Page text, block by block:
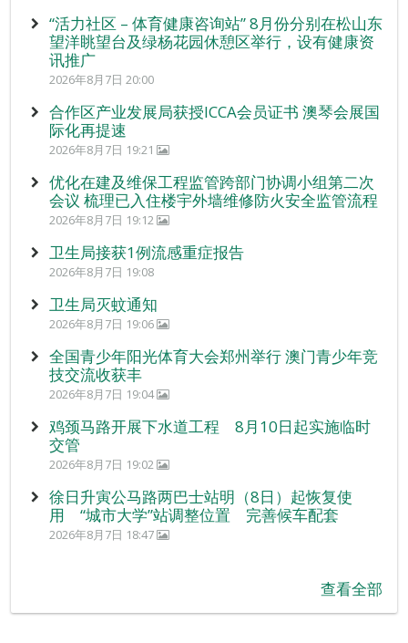
“活力社区 – 体育健康咨询站” 8月份分别在松山东
望洋眺望台及绿杨花园休憩区举行，设有健康资
讯推广
2026年8月7日 20:00
合作区产业发展局获授ICCA会员证书 澳琴会展国
际化再提速
2026年8月7日 19:21
优化在建及维保工程监管跨部门协调小组第二次
会议 梳理已入住楼宇外墙维修防火安全监管流程
2026年8月7日 19:12
卫生局接获1例流感重症报告
2026年8月7日 19:08
卫生局灭蚊通知
2026年8月7日 19:06
全国青少年阳光体育大会郑州举行 澳门青少年竞
技交流收获丰
2026年8月7日 19:04
鸡颈马路开展下水道工程 8月10日起实施临时
交管
2026年8月7日 19:02
徐日升寅公马路两巴士站明（8日）起恢复使
用 “城市大学”站调整位置 完善候车配套
2026年8月7日 18:47
查看全部